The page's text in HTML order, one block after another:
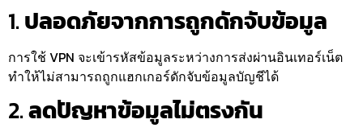
1.ปลอดภัยจากการถูกดักจับข้อมูล
การใช้ VPN จะเข้ารหัสข้อมูลระหว่างการส่งผ่านอินเทอร์เน็ต
ทำให้ไม่สามารถถูกแฮกเกอร์ดักจับข้อมูลบัญชีได้
2.ลดปัญหาข้อมูลไม่ตรงกัน